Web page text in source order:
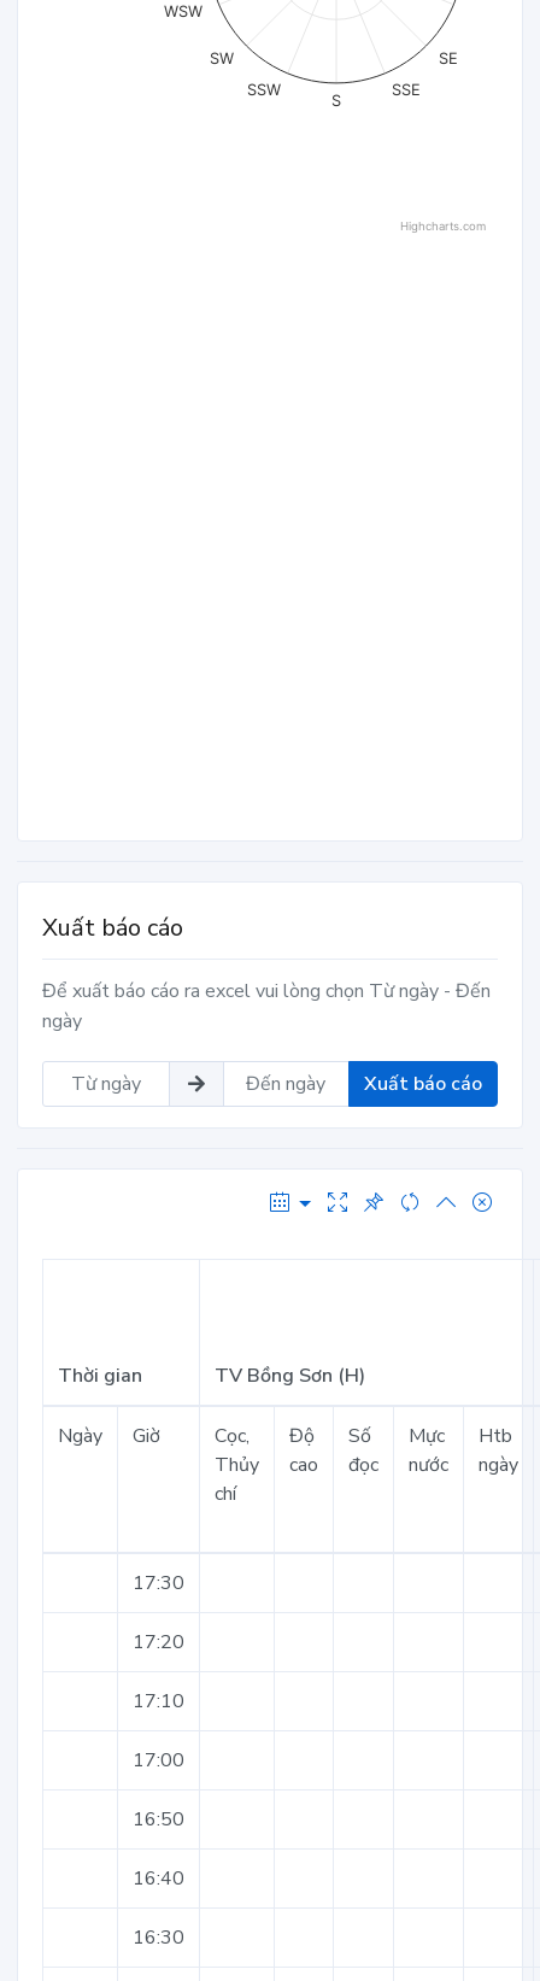
SE
SSE
S
SSW
SW
WSW
Highcharts.com
Xuất báo cáo
Để xuất báo cáo ra excel vui lòng chọn Từ ngày - Đến
ngày
Xuất báo cáo
Thời gian TV Bồng Sơn (H)
Ngày Giờ
Cọc,
Thủy
chí
Độ
cao
Số
đọc
Mực
nước
Htb
ngày
17:30
17:20
17:10
17:00
16:50
16:40
16:30